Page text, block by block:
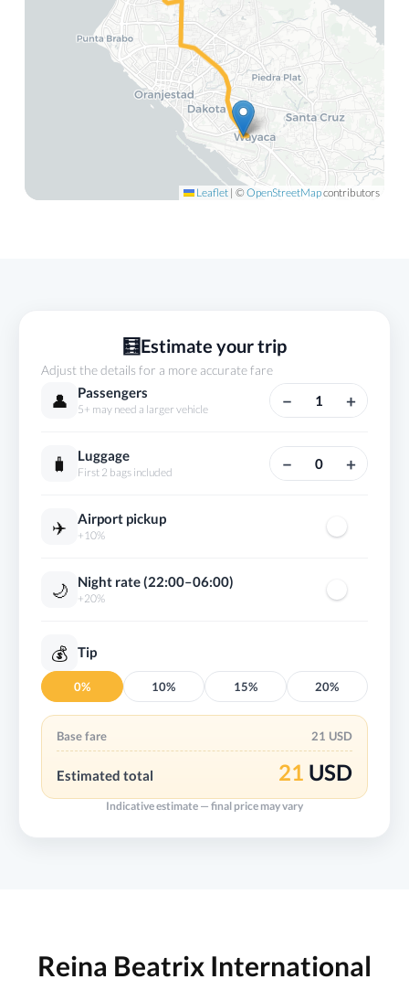
Leaflet | ©OpenStreetMapcontributors
🧮Estimate your trip
Adjust the details for a more accurate fare
👤 Passengers
5+ may need a larger vehicle − 1 +
🧳 Luggage
First 2 bags included − 0 +
✈️ Airport pickup
+10%
🌙 Night rate (22:00–06:00)
+20%
💰 Tip
0% 10% 15% 20%
Base fare 21 USD
Estimated total 21 USD
Indicative estimate — final price may vary
Reina Beatrix International